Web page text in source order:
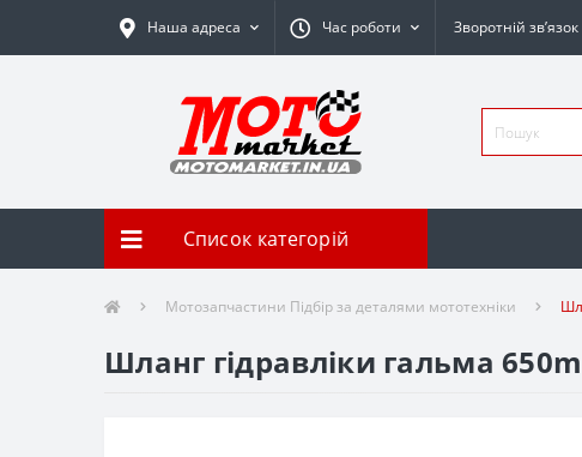
Наша адреса Час роботи Зворотній зв’язок
Список категорій
Мотозапчастини Підбір за деталями мототехніки
Шланг гідравліки гальма